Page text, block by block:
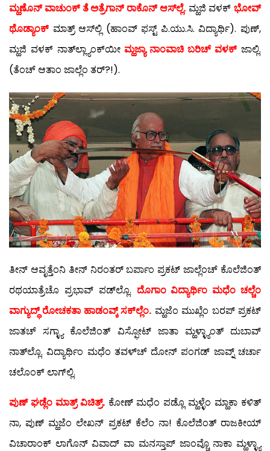
ಮ್ಹಣೊನ್ ವಾಚುಂಕ್ ತೆ ಅತ್ರೆಗಾನ್ ರಾಕೊನ್ ಆಸ್‍ಲ್ಲೆ.ಮ್ಹಜಿ ವಳಕ್ ಭೋವ್
ಥೊಡ್ಯಾಂಕ್ಮಾತ್ರ್ ಆಸ್‍ಲ್ಲಿ (ಹಾಂವ್ ಫಸ್ಟ್ ಪಿ.ಯು.ಸಿ. ವಿದ್ಯಾರ್ಥಿ). ಪುಣ್,
ಮ್ಹಜಿ ವಳಕ್ ನಾತ್‍ಲ್ಲ್ಯಾಂಕ್‍ಯೀ ಮ್ಹಜ್ಯಾ ನಾಂವಾಚಿ ಬರಿಚ್ ವಳಕ್ಜಾಲ್ಲಿ.
(ತೆಂಚ್ ಆತಾಂ ಜಾಲ್ಲೆಂ ತರ್?!).
ತೀನ್ ಆವೃತ್ತೆಂನಿ ತೀನ್ ನಿರಂತರ್ ಬರ್ಪಾಂ ಪ್ರಕಟ್ ಜಾಲ್ಲೆಂಚ್ ಕೊಲೆಜಿಂತ್
ರಥಯಾತ್ರೆಚೊ ಪ್ರಭಾವ್ ಪಡ್‍ಲ್ಲೊ. ದೊಗಾಂ ವಿದ್ಯಾರ್ಥಿಂ ಮಧೆಂ ಚಲ್ಚೆಂ
ವಾಗ್ಯುದ್ಧ್ ರೋಚಕತಾ ಹಾಡಂವ್ಕ್ ಸಕ್‍ಲ್ಲೆಂ. ಮ್ಹಜೆಂ ಮುಖ್ಲೆಂ ಬರಪ್ ಪ್ರಕಟ್
ಜಾತಚ್ ಸಗ್ಳ್ಯಾ ಕೊಲೆಜಿಂತ್ ವಿಸ್ಫೋಟ್ ಜಾತಾ ಮ್ಹಳ್ಳ್ಯಾಂತ್ ದುಬಾವ್
ನಾತ್‍ಲ್ಲೊ. ವಿದ್ಯಾರ್ಥಿಂ ಮಧೆಂ ತವಳ್‍ಚ್ ದೋನ್ ಪಂಗಡ್ ಜಾವ್ನ್ ಚರ್ಚಾ
ಚಲೊಂಕ್ ಲಾಗ್‍ಲ್ಲಿ.
ಪುಣ್ ಘಡ್ಲೆಂ ಮಾತ್ರ್ ವಿಚಿತ್ರ್.ಕೋಣ್ ಮಧೆಂ ಪಡ್ಲೊ ಮ್ಹಳ್ಳೆಂ ಮ್ಹಾಕಾ ಕಳಿತ್
ನಾ, ಪುಣ್ ಮ್ಹಜೆಂ ಲೇಖನ್ ಪ್ರಕಟ್ ಕೆಲೆಂ ನಾ! ಕೊಲೆಜಿಂತ್ ರಾಜಕೀಯ್
ವಿಚಾರಾಂಕ್ ಲಾಗೊನ್ ವಿವಾದ್ ವಾ ಮನಸ್ತಾಪ್ ಜಾಂವ್ಚೊ ನಾಕಾ ಮ್ಹಳ್ಳ್ಯಾ